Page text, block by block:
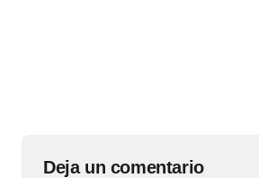
Deja un comentario